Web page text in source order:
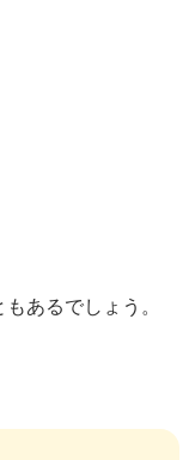
あるでしょう。